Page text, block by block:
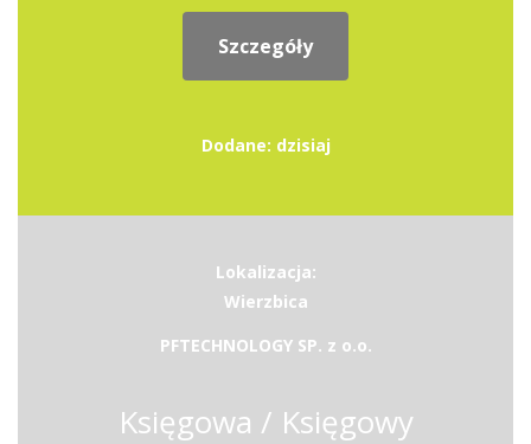
Szczegóły
Dodane: dzisiaj
Lokalizacja:
Wierzbica
PFTECHNOLOGY SP. z o.o.
Księgowa / Księgowy